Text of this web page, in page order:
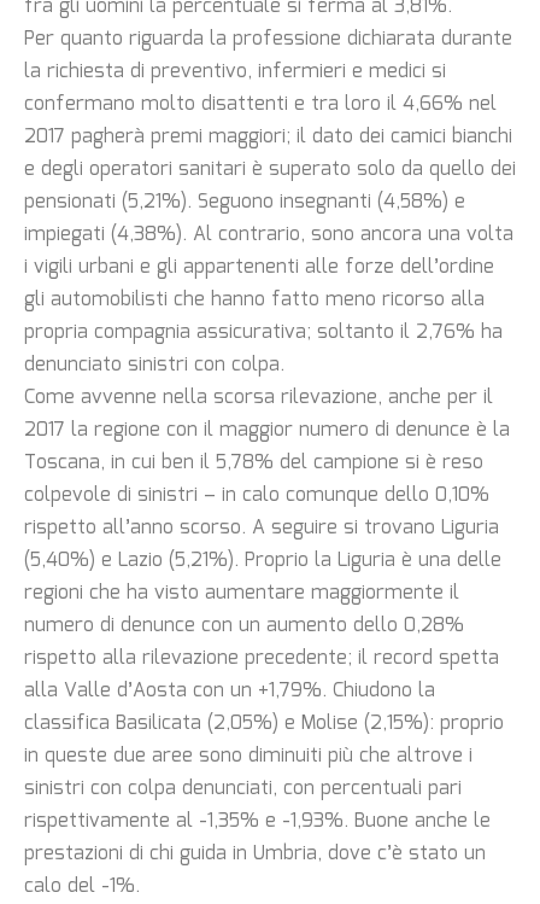
fra gli uomini la percentuale si ferma al 3,81%.
Per quanto riguarda la professione dichiarata durante
la richiesta di preventivo, infermieri e medici si
confermano molto disattenti e tra loro il 4,66% nel
2017 pagherà premi maggiori; il dato dei camici bianchi
e degli operatori sanitari è superato solo da quello dei
pensionati (5,21%). Seguono insegnanti (4,58%) e
impiegati (4,38%). Al contrario, sono ancora una volta
i vigili urbani e gli appartenenti alle forze dell’ordine
gli automobilisti che hanno fatto meno ricorso alla
propria compagnia assicurativa; soltanto il 2,76% ha
denunciato sinistri con colpa.
Come avvenne nella scorsa rilevazione, anche per il
2017 la regione con il maggior numero di denunce è la
Toscana, in cui ben il 5,78% del campione si è reso
colpevole di sinistri – in calo comunque dello 0,10%
rispetto all’anno scorso. A seguire si trovano Liguria
(5,40%) e Lazio (5,21%). Proprio la Liguria è una delle
regioni che ha visto aumentare maggiormente il
numero di denunce con un aumento dello 0,28%
rispetto alla rilevazione precedente; il record spetta
alla Valle d’Aosta con un +1,79%. Chiudono la
classifica Basilicata (2,05%) e Molise (2,15%): proprio
in queste due aree sono diminuiti più che altrove i
sinistri con colpa denunciati, con percentuali pari
rispettivamente al -1,35% e -1,93%. Buone anche le
prestazioni di chi guida in Umbria, dove c’è stato un
calo del -1%.